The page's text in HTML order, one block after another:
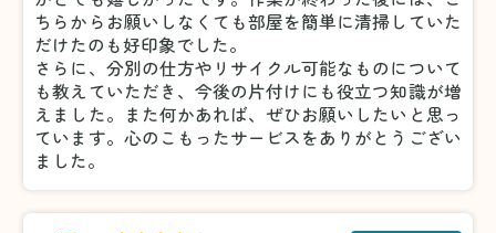
ちらからお願いしなくても部屋を簡単に清掃していた
だけたのも好印象でした。
さらに、分別の仕方やリサイクル可能なものについて
も教えていただき、今後の片付けにも役立つ知識が増
えました。また何かあれば、ぜひお願いしたいと思っ
ています。心のこもったサービスをありがとうござい
ました。